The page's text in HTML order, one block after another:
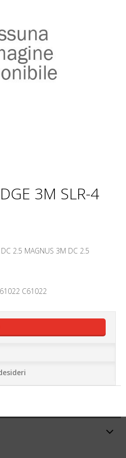
3M SLR-4
2.5 MAGNUS 3M DC 2.5
C61022